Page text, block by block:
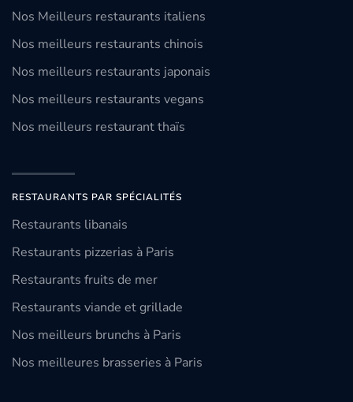
Nos Meilleurs restaurants italiens
Nos meilleurs restaurants chinois
Nos meilleurs restaurants japonais
Nos meilleurs restaurants vegans
Nos meilleurs restaurant thaïs
RESTAURANTS PAR SPÉCIALITÉS
Restaurants libanais
Restaurants pizzerias à Paris
Restaurants fruits de mer
Restaurants viande et grillade
Nos meilleurs brunchs à Paris
Nos meilleures brasseries à Paris